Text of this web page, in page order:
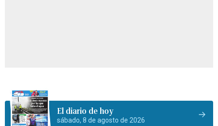
El diario de hoy
sábado, 8 de agosto de 2026